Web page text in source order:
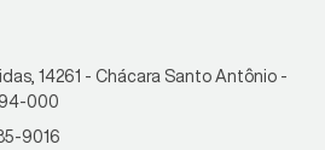
14261 - Chácara Santo Antônio -
000
9016